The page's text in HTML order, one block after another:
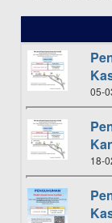
05-
18-